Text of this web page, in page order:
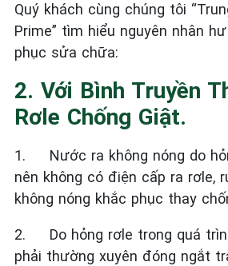
Quý khách cùng chúng tôi
Prime” tìm hiểu nguyên nhân
phục sửa chữa:
2. Với Bình Truyền
Rơle Chống Giật.
1.
Nước ra không nóng do
nên không có điện cấp ra rơle,
không nóng khắc phục thay
2.
Do hỏng rơle trong quá
phải thường xuyên đóng ngắt